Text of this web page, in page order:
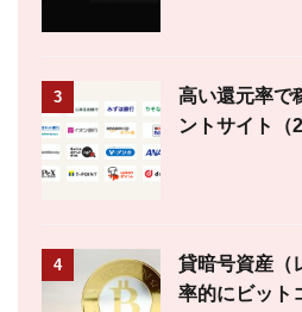
3
高い還元率で
ントサイト（
4
貸暗号資産（
率的にビット